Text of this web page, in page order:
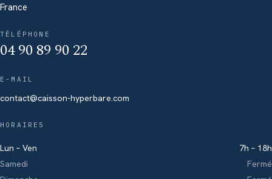
France
TÉLÉPHONE
04 90 89 90 22
E-MAIL
contact@caisson-hyperbare.com
HORAIRES
Lun – Ven
7h – 18h
Samedi
Fermé